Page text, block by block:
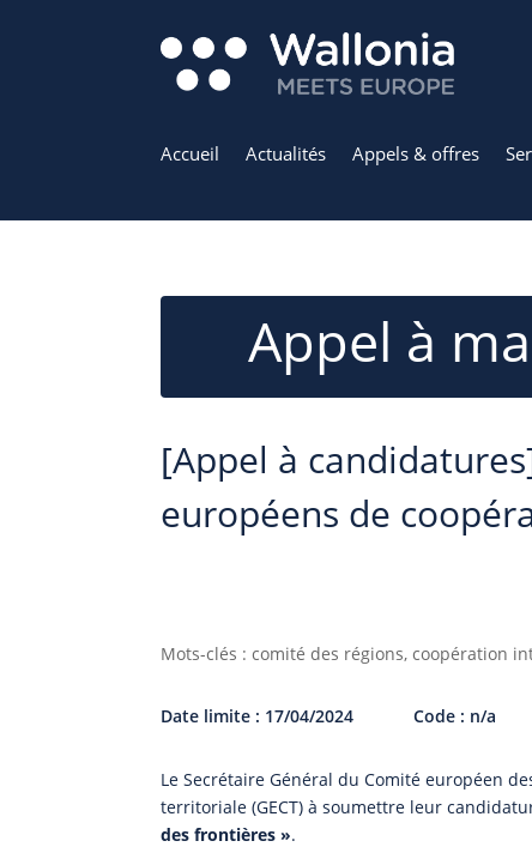
Accueil Actualités Appels & offres
Appel à
[Appel à
européens de
Mots-clés : comité des régions, coopération
Date limite : 17/04/2024 Code : n/a
Le Secrétaire Général du Comité européen
territoriale (GECT) à soumettre leur
des frontières ».